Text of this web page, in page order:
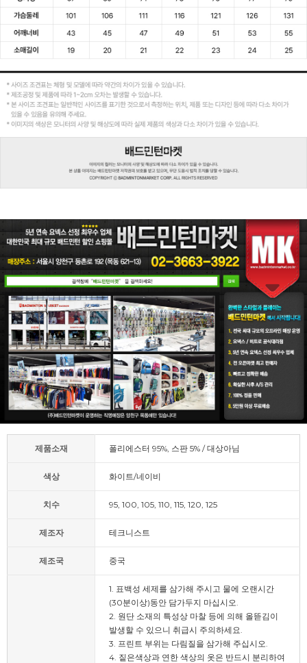
제품소재 폴리에스터 95%, 스판 5% / 대상아님
색상 화이트/네이비
치수 95, 100, 105, 110, 115, 120, 125
제조자 테크니스트
제조국 중국
1. 표백성 세제를 삼가해 주시고 물에 오랜시간
(30분이상)동안 담가두지 마십시오.
2. 원단 소재의 특성상 마찰 등에 의해 올뜯김이
발생할 수 있으니 취급시 주의하세요.
3. 프린트 부위는 다림질을 삼가해 주십시오.
4. 짙은색상과 연한 색상의 옷은 반드시 분리하여